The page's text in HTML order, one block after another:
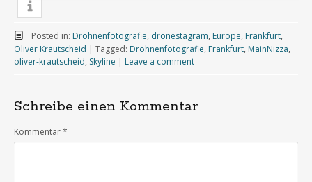
Posted in: Drohnenfotografie, dronestagram, Europe, Frankfurt,
Oliver Krautscheid | Tagged: Drohnenfotografie, Frankfurt, MainNizza,
oliver-krautscheid, Skyline | Leave a comment
Schreibe einen Kommentar
Kommentar*